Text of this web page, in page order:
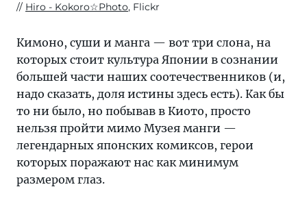
Hiro - Kokoro☆Photo, Flickr
Кимоно, суши и манга — вот три слона, на
которых стоит культура Японии в сознании
большей части наших соотечественников (и,
надо сказать, доля истины здесь есть). Как бы
то ни было, но побывав в Киото, просто
нельзя пройти мимо Музея манги —
легендарных японских комиксов, герои
которых поражают нас как минимум
размером глаз.